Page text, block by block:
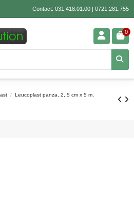
Contact: 031.418.01.00| 0721.281.755
0
Leucoplast panza, 2, 5 cm x 5 m,